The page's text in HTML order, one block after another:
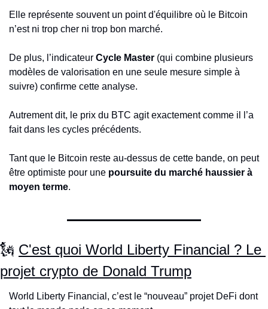
Elle représente souvent un point d'équilibre où le Bitcoin
n’est ni trop cher ni trop bon marché.
De plus, l’indicateur Cycle Master (qui combine plusieurs
modèles de valorisation en une seule mesure simple à
suivre) confirme cette analyse.
Autrement dit, le prix du BTC agit exactement comme il l’a
fait dans les cycles précédents.
Tant que le Bitcoin reste au-dessus de cette bande, on peut
être optimiste pour une poursuite du marché haussier à
moyen terme.
🗽 C'est quoi World Liberty Financial ? Le
projet crypto de Donald Trump
World Liberty Financial, c’est le “nouveau” projet DeFi dont